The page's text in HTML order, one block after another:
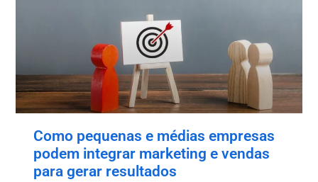
Como pequenas e médias empresas
podem integrar marketing e vendas
para gerar resultados